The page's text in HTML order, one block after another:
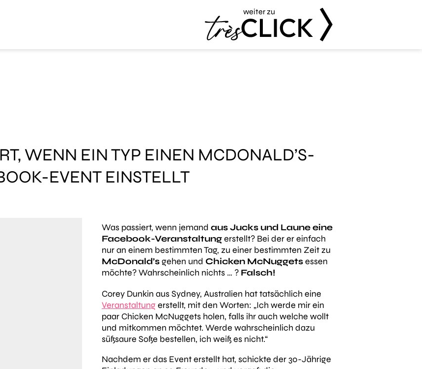
weiter zu
WENN EIN TYP EINEN MCDONALD’S-
EVENT EINSTELLT
Was passiert, wenn jemand aus Jucks und Laune eine
Facebook-Veranstaltungerstellt? Bei der er einfach
nur an einem bestimmten Tag, zu einer bestimmten Zeit zu
McDonald’sgehen und Chicken McNuggetsessen
möchte? Wahrscheinlich nichts … ? Falsch!
Corey Dunkin aus Sydney, Australien hat tatsächlich eine
Veranstaltungerstellt, mit den Worten: „Ich werde mir ein
paar Chicken McNuggets holen, falls ihr auch welche wollt
und mitkommen möchtet. Werde wahrscheinlich dazu
süßsaure Soße bestellen, ich weiß es nicht.“
Nachdem er das Event erstellt hat, schickte der 30-Jährige